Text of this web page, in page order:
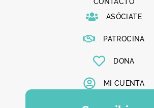
ASÓCIATE
PATROCINA
DONA
MI CUENTA